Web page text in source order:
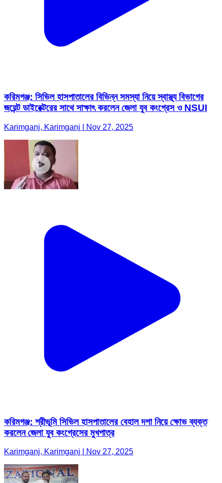
করিমগঞ্জ: সিভিল হাসপাতালের বিভিন্ন সমস্যা নিয়ে স্বাস্থ্য বিভাগের
জয়েন্ট ডাইরেক্টরের সাথে সাক্ষাৎ করলেন জেলা যুব কংগ্রেস ও NSUI
Karimganj, Karimganj | Nov 27, 2025
করিমগঞ্জ: শ্রীভূমি সিভিল হাসপাতালের বেহাল দশা নিয়ে ক্ষোভ ব্যক্ত
করলেন জেলা যুব কংগ্রেসের মুখপাত্র
Karimganj, Karimganj | Nov 27, 2025